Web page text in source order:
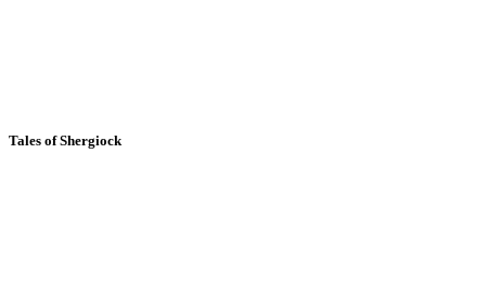
Tales of Shergiock